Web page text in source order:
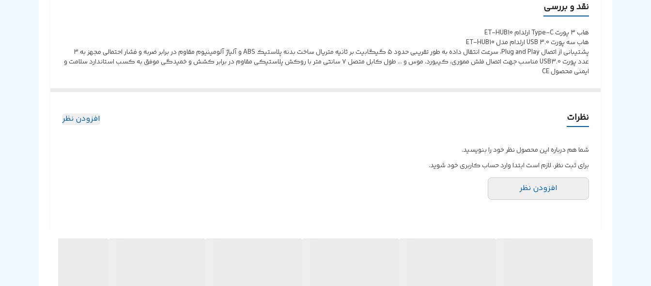
نقد و بررسی
هاب 3 پورت Type-C ارلدام ET-HUB10
هاب سه پورت USB 3.0 ارلدام مدل ET-HUB10
پشتیبانی از اتصال Plug and Play، سرعت انتقال داده به طور تقریبی حدود ۵ گیگابیت بر ثانیه متریال ساخت بدنه پلاستیک ABS و آلیاژ آلومینیوم مقاوم در برابر ضربه و فشار احتمالی مجهز به ۳
عدد پورت USB3.0 مناسب جهت اتصال فلش مموری، کیبورد، موس و ... طول کابل متصل ۷ سانتی متر با روکش پلاستیکی مقاوم در برابر کشش و خمیدگی موفق به کسب استاندارد سلامت و
ایمنی محصول CE
نظرات افزودن نظر
شما هم درباره این محصول نظر خود را بنویسید.
برای ثبت نظر، لازم است ابتدا وارد حساب کاربری خود شوید.
افزودن نظر